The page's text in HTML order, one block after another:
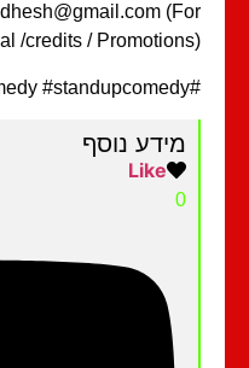
removal /credits /
מידע נוסף